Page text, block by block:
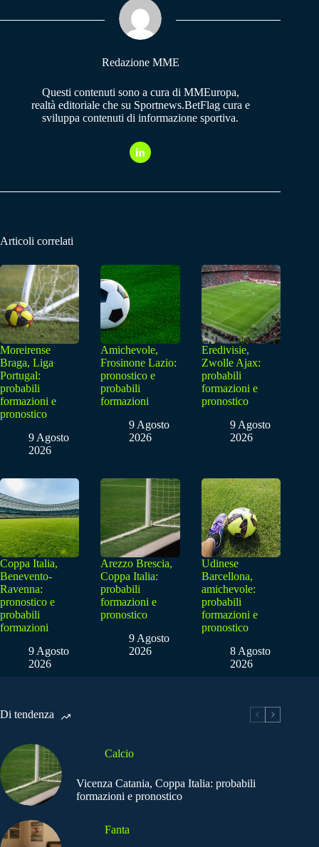
pp m
Redazione MME
Questi contenuti sono a cura di MMEuropa,
realtà editoriale che su Sportnews.BetFlag cura e
sviluppa contenuti di informazione sportiva.
Articoli correlati
Moreirense
Braga, Liga
Portugal:
probabili
formazioni e
pronostico
9 Agosto
2026
Amichevole,
Frosinone Lazio:
pronostico e
probabili
formazioni
9 Agosto
2026
Eredivisie,
Zwolle Ajax:
probabili
formazioni e
pronostico
9 Agosto
2026
Coppa Italia,
Benevento-
Ravenna:
pronostico e
probabili
formazioni
9 Agosto
2026
Arezzo Brescia,
Coppa Italia:
probabili
formazioni e
pronostico
9 Agosto
2026
Udinese
Barcellona,
amichevole:
probabili
formazioni e
pronostico
8 Agosto
2026
Di tendenza
Calcio
Vicenza Catania, Coppa Italia: probabili
formazioni e pronostico
Fanta